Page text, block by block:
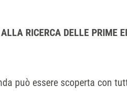
RICERCA DELLE PRIME
può essere scoperta con